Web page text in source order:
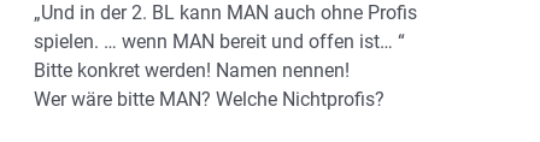
„Und in der 2. BL kann MAN auch ohne Profis
spielen. … wenn MAN bereit und offen ist… “
Bitte konkret werden! Namen nennen!
Wer wäre bitte MAN? Welche Nichtprofis?